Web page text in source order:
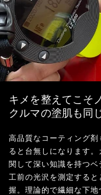
キメを整えてこそ
クルマの塗肌も同
高品質なコーティング
ると台無しになります
関して深い知識を持つ
工前の光沢を測定する
握。理論的で繊細な下